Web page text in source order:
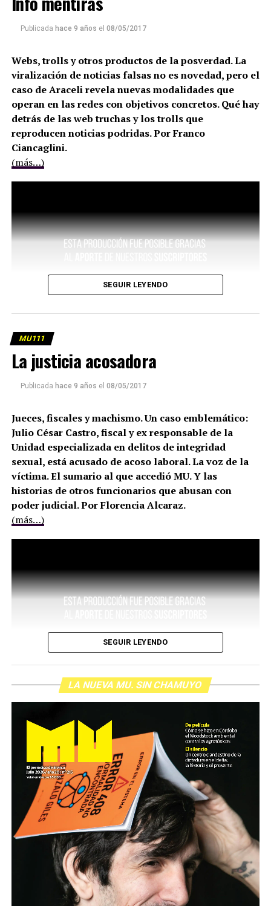
Publicada hace 9 años el 08/05/2017
Webs, trolls y otros productos de la posverdad. La
viralización de noticias falsas no es novedad, pero el
caso de Araceli revela nuevas modalidades que
operan en las redes con objetivos concretos. Qué hay
detrás de las web truchas y los trolls que
reproducen noticias podridas. Por Franco
Ciancaglini.
(más…)
SEGUIR LEYENDO
MU111
La justicia acosadora
Publicada hace 9 años el 08/05/2017
Jueces, fiscales y machismo. Un caso emblemático:
Julio César Castro, fiscal y ex responsable de la
Unidad especializada en delitos de integridad
sexual, está acusado de acoso laboral. La voz de la
víctima. El sumario al que accedió MU. Y las
historias de otros funcionarios que abusan con
poder judicial. Por Florencia Alcaraz.
(más…)
SEGUIR LEYENDO
LA NUEVA MU. SIN CHAMUYO